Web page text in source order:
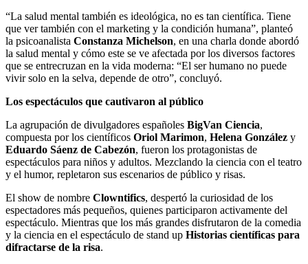
“La salud mental también es ideológica, no es tan científica. Tiene
que ver también con el marketing y la condición humana”, planteó
la psicoanalista Constanza Michelson, en una charla donde abordó
la salud mental y cómo este se ve afectada por los diversos factores
que se entrecruzan en la vida moderna: “El ser humano no puede
vivir solo en la selva, depende de otro”, concluyó.
Los espectáculos que cautivaron al público
La agrupación de divulgadores españoles BigVan Ciencia,
compuesta por los científicos Oriol Marimon, Helena González y
Eduardo Sáenz de Cabezón, fueron los protagonistas de
espectáculos para niños y adultos. Mezclando la ciencia con el teatro
y el humor, repletaron sus escenarios de público y risas.
El show de nombre Clowntifics, despertó la curiosidad de los
espectadores más pequeños, quienes participaron activamente del
espectáculo. Mientras que los más grandes disfrutaron de la comedia
y la ciencia en el espectáculo de stand up Historias científicas para
difractarse de la risa.